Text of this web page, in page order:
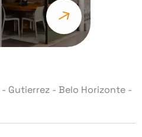
- Gutierrez - Belo Horizonte -